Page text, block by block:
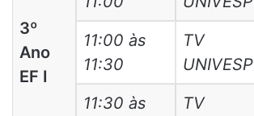
3º
Ano
EF I
11:00 às
11:30
TV
UNIVESP
11:30 às
TV